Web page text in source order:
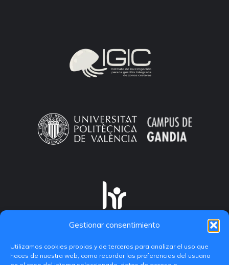
Gestionar consentimiento
Utilizamos cookies propias y de terceros para analizar el uso que
haces de nuestra web, como recordar las preferencias del usuario